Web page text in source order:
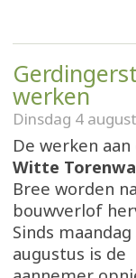
werken
Dinsdag 4
De werken aan
Witte
Bree worden
bouwverlof
Sinds maandag
augustus is de